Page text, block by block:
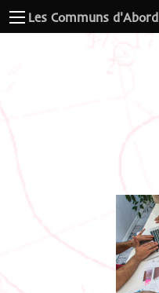
Les Communs d'Abord